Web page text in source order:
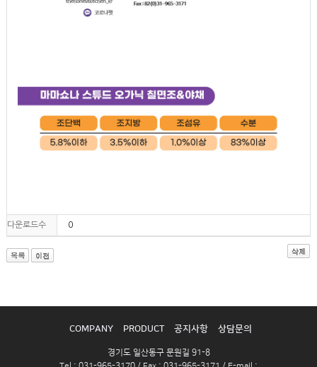
다운로드수 0
COMPANY PRODUCT 공지사항 상담문의
경기도 일산동구 문원길 91-8